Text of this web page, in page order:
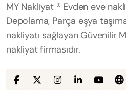
MY Nakliyat ® Evden eve
Depolama, Parça eşya
nakliyatı sağlayan Güvenilir
nakliyat firmasıdır.